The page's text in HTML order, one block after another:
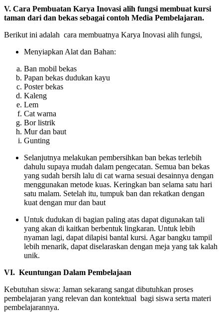
V. Cara Pembuatan Karya Inovasi alih fungsi membuat kursi
taman dari dan bekas sebagai contoh Media Pembelajaran.
Berikut ini adalah cara membuatnya Karya Inovasi alih fungsi,
Menyiapkan Alat dan Bahan:
Ban mobil bekas
Papan bekas dudukan kayu
Poster bekas
Kaleng
Lem
Cat warna
Bor listrik
Mur dan baut
Gunting
Selanjutnya melakukan pembersihkan ban bekas terlebih
dahulu supaya mudah dalam pengecatan. Semua ban bekas
yang sudah bersih lalu di cat warna sesuai desainnya dengan
menggunakan metode kuas. Keringkan ban selama satu hari
satu malam. Setelah itu, tumpuk ban dan rekatkan dengan
kuat dengan mur dan baut
Untuk dudukan di bagian paling atas dapat digunakan tali
yang akan di kaitkan berbentuk lingkaran. Untuk lebih
nyaman lagi, dapat dilapisi bantal kursi. Agar bangku tampil
lebih menarik, dapat diselaraskan dengan meja yang tak kalah
unik.
VI. Keuntungan Dalam Pembelajaan
Kebutuhan siswa: Jaman sekarang sangat dibutuhkan proses
pembelajaran yang relevan dan kontektual bagi siswa serta materi
pembelajarannya.